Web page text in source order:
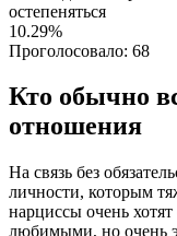
остепеняться
10.29%
Проголосовало: 68
Кто обычно
отношения
На связь без
личности, которым
нарциссы очень
любимыми, но очень